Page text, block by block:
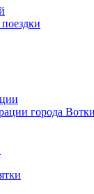
города